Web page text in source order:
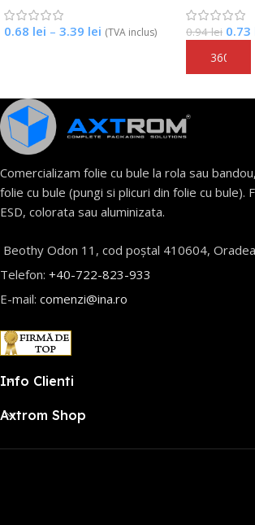
1.05 lei 0.93lei (TVA inclus) 1.33lei 1.13
Adaugă În
Comercializam folie cu bule la rola sau
folie cu bule (pungi si plicuri din folie cu bule).
ESD, colorata sau aluminizata.
Beothy Odon 11, cod poștal 410604,
Telefon: +40-722-823-933
E-mail: comenzi@ina.ro
Info Clienti
Axtrom Shop